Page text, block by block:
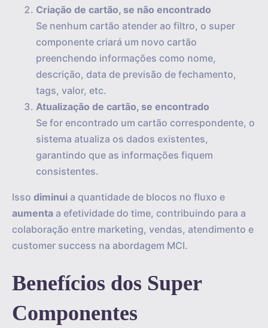
Criação de cartão, se não encontrado
Se nenhum cartão atender ao filtro, o super
componente criará um novo cartão
preenchendo informações como nome,
descrição, data de previsão de fechamento,
tags, valor, etc.
Atualização de cartão, se encontrado
Se for encontrado um cartão correspondente, o
sistema atualiza os dados existentes,
garantindo que as informações fiquem
consistentes.
Isso diminui a quantidade de blocos no fluxo e
aumenta a efetividade do time, contribuindo para a
colaboração entre marketing, vendas, atendimento e
customer success na abordagem MCI.
Benefícios dos Super
Componentes